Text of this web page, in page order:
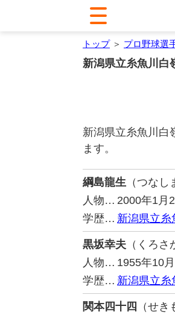
トップ＞ プロ野球選
新潟県立糸魚川白
新潟県立糸魚川白
ます。
綱島龍生 （つなし
人物… 2000年1月
学歴… 新潟県立糸
黒坂幸夫 （くろさ
人物… 1955年10
学歴… 新潟県立糸
関本四十四
（せき